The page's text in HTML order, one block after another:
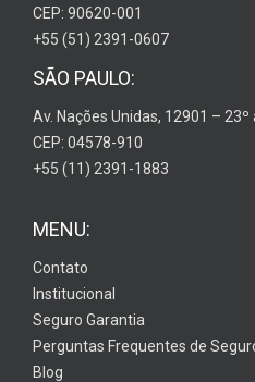
CEP: 90620-001
+55 (51) 2391-0607
SÃO PAULO:
Av. Nações Unidas, 12901 –
CEP: 04578-910
+55 (11) 2391-1883
MENU:
Contato
Institucional
Seguro Garantia
Perguntas Frequentes de
Blog